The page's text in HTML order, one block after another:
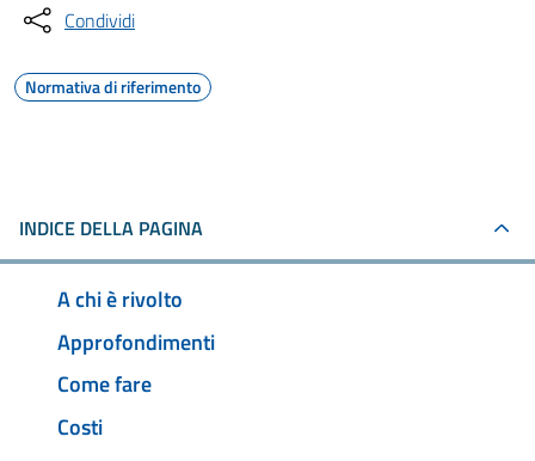
Condividi
Normativa di riferimento
INDICE DELLA PAGINA
A chi è rivolto
Approfondimenti
Come fare
Costi